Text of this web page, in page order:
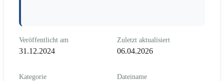
Veröffentlicht am
31.12.2024
Zuletzt aktualisiert
06.04.2026
Kategorie Dateiname